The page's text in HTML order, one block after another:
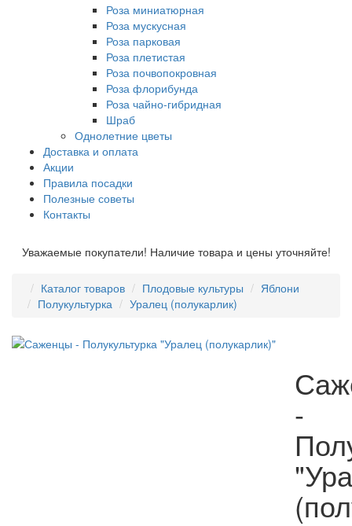
Роза миниатюрная
Роза мускусная
Роза парковая
Роза плетистая
Роза почвопокровная
Роза флорибунда
Роза чайно-гибридная
Шраб
Однолетние цветы
Доставка и оплата
Акции
Правила посадки
Полезные советы
Контакты
Уважаемые покупатели! Наличие товара и цены уточняйте!
Каталог товаров Плодовые культуры
Яблони
Полукультурка
Уралец (полукарлик)
-